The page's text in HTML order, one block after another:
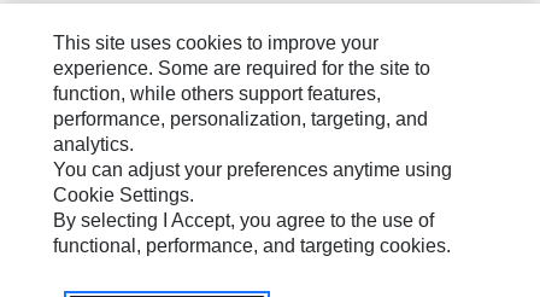
Mapa Del Sitio
Cookie Settings
Avisos Legales
Privacidad
This site uses cookies to improve your
experience. Some are required for the site to
function, while others support features,
performance, personalization, targeting, and
analytics.
You can adjust your preferences anytime using
Cookie Settings.
By selecting I Accept, you agree to the use of
functional, performance, and targeting cookies.